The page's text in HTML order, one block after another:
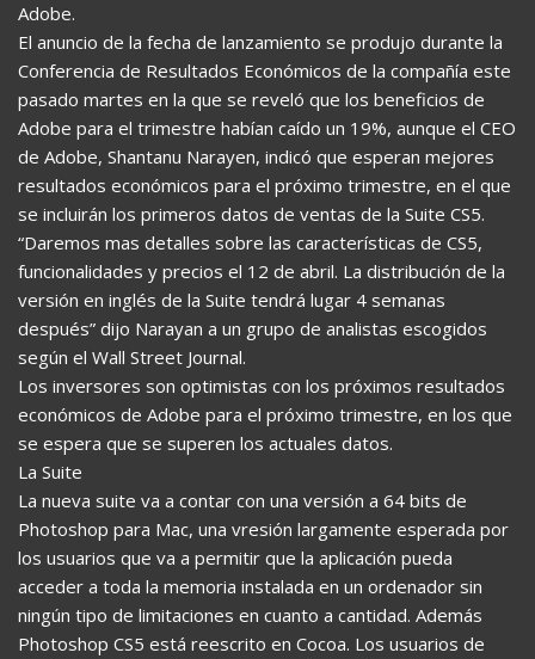
Adobe.
El anuncio de la fecha de lanzamiento se produjo durante la
Conferencia de Resultados Económicos de la compañía este
pasado martes en la que se reveló que los beneficios de
Adobe para el trimestre habían caído un 19%, aunque el CEO
de Adobe, Shantanu Narayen, indicó que esperan mejores
resultados económicos para el próximo trimestre, en el que
se incluirán los primeros datos de ventas de la Suite CS5.
“Daremos mas detalles sobre las características de CS5,
funcionalidades y precios el 12 de abril. La distribución de la
versión en inglés de la Suite tendrá lugar 4 semanas
después” dijo Narayan a un grupo de analistas escogidos
según el Wall Street Journal.
Los inversores son optimistas con los próximos resultados
económicos de Adobe para el próximo trimestre, en los que
se espera que se superen los actuales datos.
La Suite
La nueva suite va a contar con una versión a 64 bits de
Photoshop para Mac, una vresión largamente esperada por
los usuarios que va a permitir que la aplicación pueda
acceder a toda la memoria instalada en un ordenador sin
ningún tipo de limitaciones en cuanto a cantidad. Además
Photoshop CS5 está reescrito en Cocoa. Los usuarios de